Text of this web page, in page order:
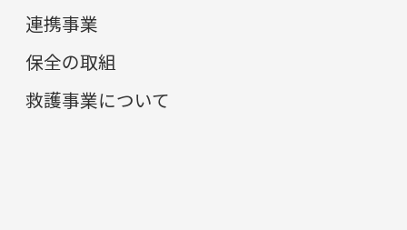
連携事業
保全の取組
救護事業について